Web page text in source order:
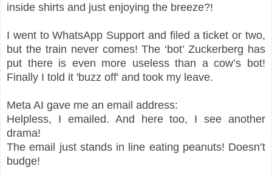
inside shirts and just enjoying the breeze?!
I went to WhatsApp Support and filed a ticket or two,
but the train never comes! The ‘bot’ Zuckerberg has
put there is even more useless than a cow’s bot!
Finally I told it 'buzz off' and took my leave.
Meta AI gave me an email address:
Helpless, I emailed. And here too, I see another
drama!
The email just stands in line eating peanuts! Doesn’t
budge!